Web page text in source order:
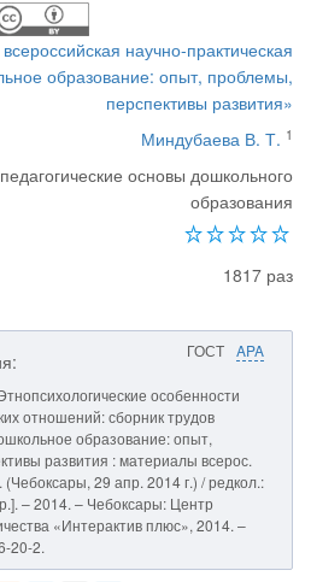
всероссийская научно-практическая
образование: опыт, проблемы,
перспективы развития»
Миндубаева В. Т. 1
основы дошкольного
образования
1817 раз
ГОСТ APA
особенности
отношений: сборник трудов
образование: опыт,
развития : материалы всерос.
(Чебоксары, 29 апр. 2014 г.) / редкол.:
– 2014. – Чебоксары: Центр
«Интерактив плюс», 2014. –
20-2.